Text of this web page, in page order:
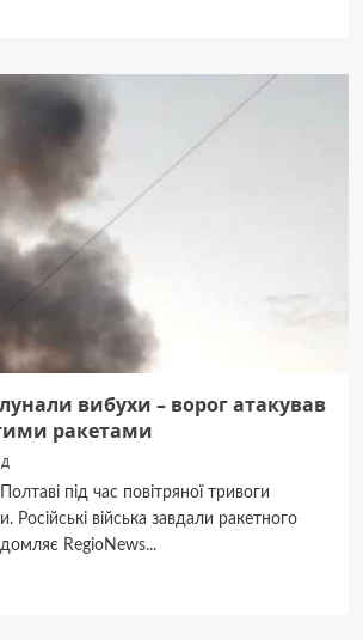
вибухи – ворог атакував
ракетами
під час повітряної тривоги
Російські війська завдали ракетного
RegioNews...